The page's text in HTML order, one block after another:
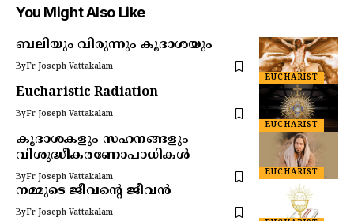
You Might Also Like
EUCHARIST
ബലിയും വിരുന്നും കൂദാശയും
ByFr Joseph Vattakalam
EUCHARIST
Eucharistic Radiation
ByFr Joseph Vattakalam
EUCHARIST
കൂദാശകളും സഹനങ്ങളും
വിശുദ്ധീകരണോപാധികൾ
ByFr Joseph Vattakalam
നമ്മുടെ ജീവന്റെ ജീവൻ
ByFr Joseph Vattakalam